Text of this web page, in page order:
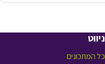
ניווט
כל המתכונים